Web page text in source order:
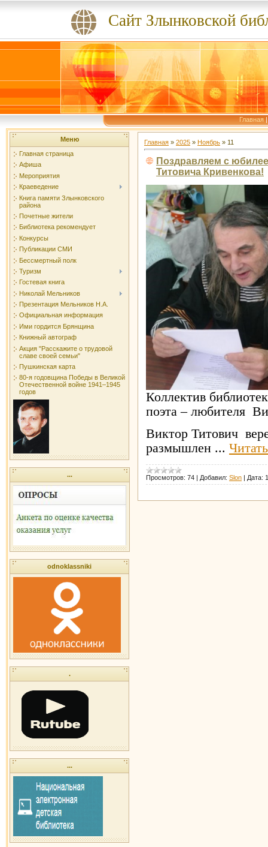
Сайт Злынковской
Главная
Меню
Главная страница
Афиша
Мероприятия
Краеведение
Книга памяти Злынковского
района
Почетные жители
Библиотека рекомендует
Конкурсы
Публикации СМИ
Бессмертный полк
Туризм
Гостевая книга
Николай Мельников
Презентация Мельников Н.А.
Официальная информация
Ими гордится Брянщина
Книжный автограф
Акция "Расскажите о трудовой
славе своей семьи"
Пушкинская карта
80-я годовщина Победы в Великой
Отечественной войне 1941–1945
годов
...
odnoklassniki
.
...
Главная » 2025 » Ноябрь » 11
Поздравляем с
Титовича Кривенкова!
Коллектив
поэта – любителя
Виктор Титович
размышлен ...
Просмотров: 74 Добавил: Slon Дата: